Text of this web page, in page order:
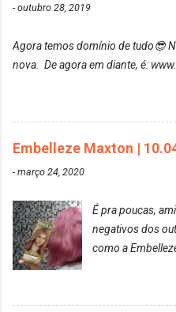
de inúmeras
desbotamento da
DekapColor.
DekapColor
não conhece, o
-outubro 28, 2019
Agora temos domínio de tudo😎
nova. De agora em diante, é:
Embelleze Maxton |
-março 24, 2020
É pra poucas,
negativos dos
como a
vip Maxton
10.04. Após 30